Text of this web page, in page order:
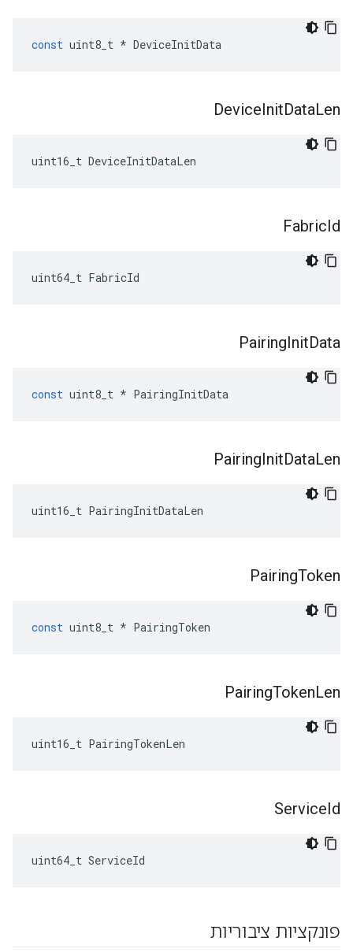
const uint8_t * DeviceInitData
DeviceInitDataLen
uint16_t DeviceInitDataLen
FabricId
uint64_t FabricId
PairingInitData
const uint8_t * PairingInitData
PairingInitDataLen
uint16_t PairingInitDataLen
PairingToken
const uint8_t * PairingToken
PairingTokenLen
uint16_t PairingTokenLen
ServiceId
uint64_t ServiceId
פונקציות ציבוריות